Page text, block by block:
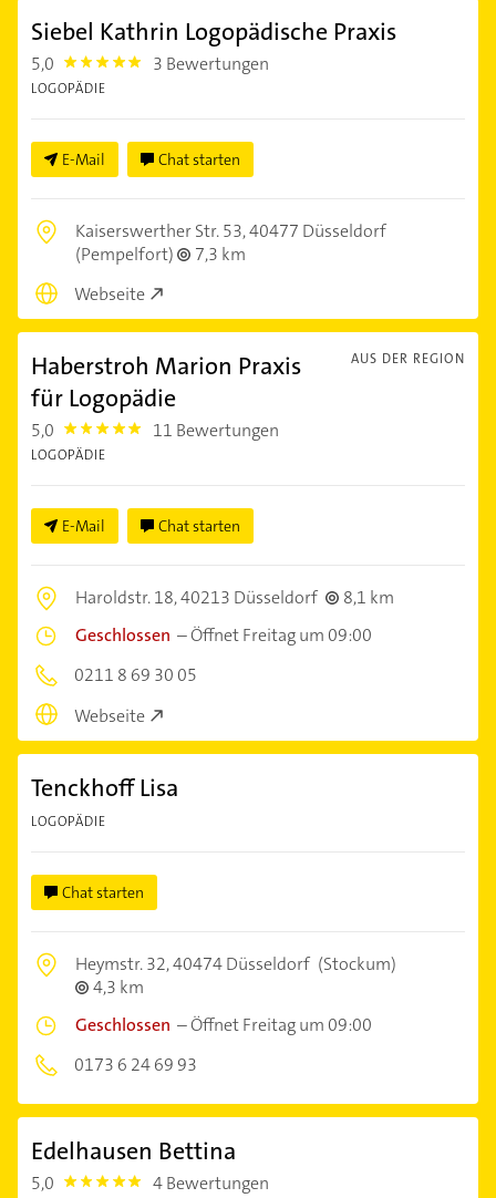
Siebel Kathrin Logopädische Praxis
5,0 5.0 3 Bewertungen
LOGOPÄDIE
E-Mail Chat starten
Kaiserswerther Str. 53,40477 Düsseldorf
(Pempelfort)
7,3 km
Webseite
AUS DER REGION
Haberstroh Marion Praxis
für Logopädie
5,0 5.0 11 Bewertungen
LOGOPÄDIE
E-Mail Chat starten
Haroldstr. 18,40213 Düsseldorf
8,1 km
Geschlossen –Öffnet Freitag um 09:00
0211 8 69 30 05
Webseite
Tenckhoff Lisa
LOGOPÄDIE
Chat starten
Heymstr. 32,40474 Düsseldorf (Stockum)
4,3 km
Geschlossen –Öffnet Freitag um 09:00
0173 6 24 69 93
Edelhausen Bettina
5,0 5.0 4 Bewertungen